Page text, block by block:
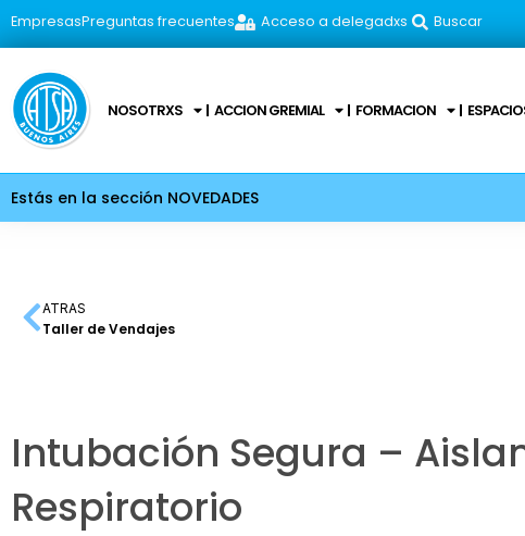
EmpresasPreguntas frecuentes Acceso a delegadxs Buscar
NOSOTRXS ACCION GREMIAL FORMACION
Estás en la sección NOVEDADES
ATRAS
Taller de Vendajes
Intubación Segura –
Respiratorio